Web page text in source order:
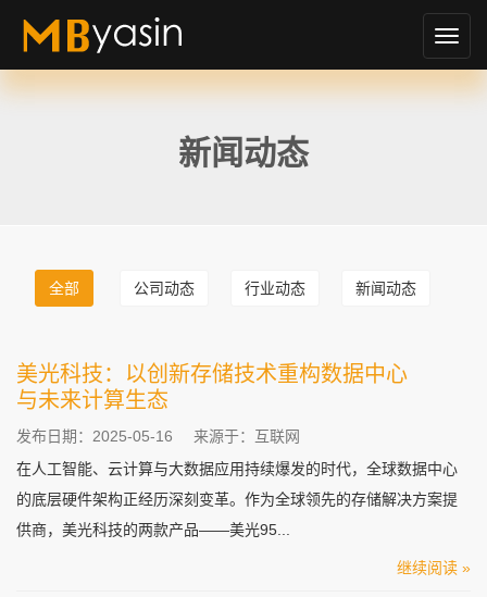
切
换
新闻动态
全部 公司动态 行业动态 新闻动态
美光科技：以创新存储技术重构数据中心
与未来计算生态
发布日期：2025-05-16
来源于：互联网
在人工智能、云计算与大数据应用持续爆发的时代，全球数据中心
的底层硬件架构正经历深刻变革。作为全球领先的存储解决方案提
供商，美光科技的两款产品——美光95...
继续阅读 »